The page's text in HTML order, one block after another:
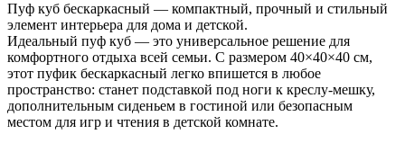
Пуф куб бескаркасный — компактный, прочный и стильный
элемент интерьера для дома и детской.
Идеальный пуф куб — это универсальное решение для
комфортного отдыха всей семьи. С размером 40×40×40 см,
этот пуфик бескаркасный легко впишется в любое
пространство: станет подставкой под ноги к креслу-мешку,
дополнительным сиденьем в гостиной или безопасным
местом для игр и чтения в детской комнате.